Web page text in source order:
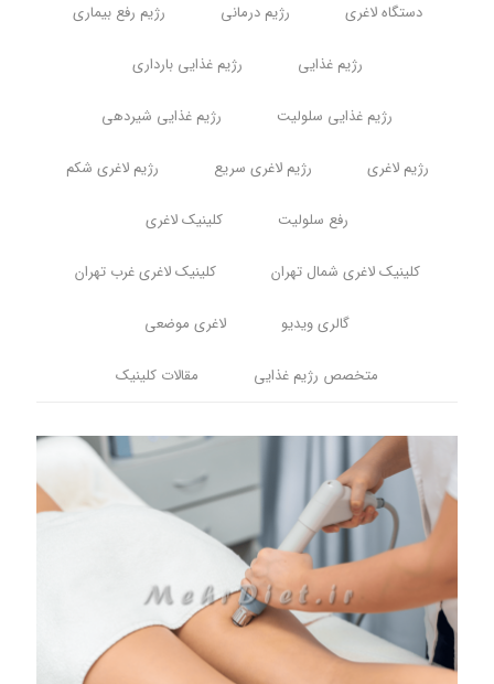
دستگاه لاغری رژیم درمانی رژیم رفع بیماری
رژیم غذایی رژیم غذایی بارداری
رژیم غذایی سلولیت رژیم غذایی شیردهی
رژیم لاغری رژیم لاغری سریع رژیم لاغری شکم
رفع سلولیت کلینیک لاغری
کلینیک لاغری شمال تهران کلینیک لاغری غرب تهران
گالری ویدیو لاغری موضعی
متخصص رژیم غذایی مقالات کلینیک